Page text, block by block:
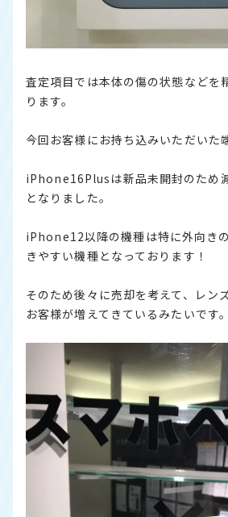
査定項目では本体の傷の状態などを
ります。
今回お客様にお持ち込みいただいた
iPhone16Plusは新品未開封のため
となりました。
iPhone12以降の機種は特に外向き
きやすい機種となっております！
そのため後々に売却を考えて、レン
お客様が増えてきているみたいです。